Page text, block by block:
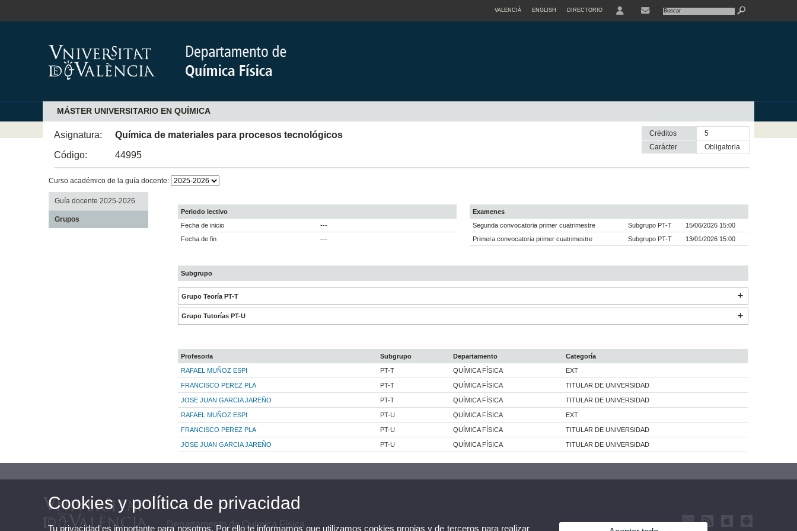
VALENCIÀ ENGLISH DIRECTORIO
MÁSTER UNIVERSITARIO EN QUÍMICA
Asignatura:
Química de materiales para procesos tecnológicos
Código:
44995
Créditos
5
Carácter
obligatoria
Curso académico de la guía docente:
Guía docente 2025-2026
Grupos
Periodo lectivo
Fecha de inicio
---
Fecha de fin
---
Examenes
Segunda convocatoria primer cuatrimestre
Subgrupo PT-T
15/06/2026 15:00
Primera convocatoria primer cuatrimestre
Subgrupo PT-T 13/01/2026 15:00
Subgrupo
Grupo Teoría PT-T
Grupo Tutorías PT-U
Profesor/a Subgrupo Departamento
Categoría
RAFAEL MUÑOZ ESPI
PT-T QUÍMICA FÍSICA EXT
FRANCISCO PEREZ PLA PT-T QUÍMICA FÍSICA TITULAR DE UNIVERSIDAD
JOSE JUAN GARCIA JAREÑO PT-T QUÍMICA FÍSICA TITULAR DE UNIVERSIDAD
RAFAEL MUÑOZ ESPI PT-U QUÍMICA FÍSICA EXT
FRANCISCO PEREZ PLA PT-U QUÍMICA FÍSICA TITULAR DE UNIVERSIDAD
JOSE JUAN GARCIA JAREÑO PT-U QUÍMICA FÍSICA TITULAR DE UNIVERSIDAD
Departamento de Química Física
Cookies y política de privacidad
Tu privacidad es importante para nosotros. Por ello te informamos que utilizamos cookies propias y de terceros para realizar